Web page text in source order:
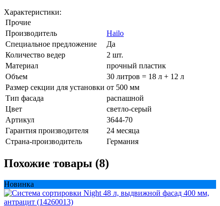
Характеристики:
Прочие
Производитель
Hailo
Специальное предложение
Да
Количество ведер
2 шт.
Материал
прочный пластик
Объем
30 литров = 18 л + 12 л
Размер секции для установки от 500 мм
Тип фасада
распашной
Цвет
светло-серый
Артикул
3644-70
Гарантия производителя
24 месяца
Страна-производитель
Германия
Похожие товары (8)
Новинка